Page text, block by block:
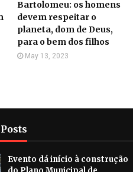
Bartolomeu: os homens
devem respeitar o
planeta, dom de Deus,
para o bem dos filhos
May 13, 2023
Evento dá início à construção